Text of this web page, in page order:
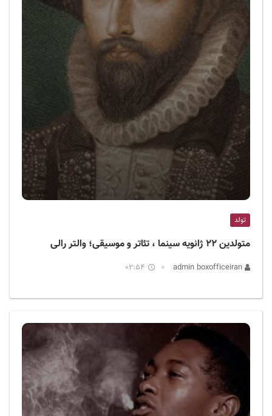
تولد
متولدین ۲۲ ژانویه سینما ، تئاتر و موسیقی؛ والتر رالی
02:54